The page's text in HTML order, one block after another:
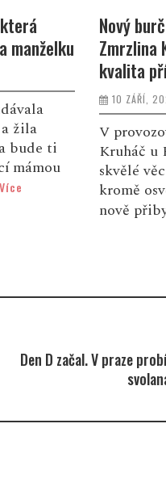
a
dějí
Zlatý
450 000
a mladých
V sobotu
po celé
Den D začal. V praze